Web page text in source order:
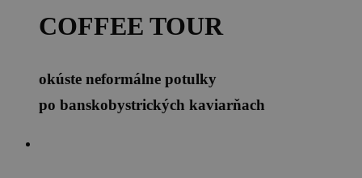
COFFEE TOUR
okúste neformálne potulky
po banskobystrických kaviarňach